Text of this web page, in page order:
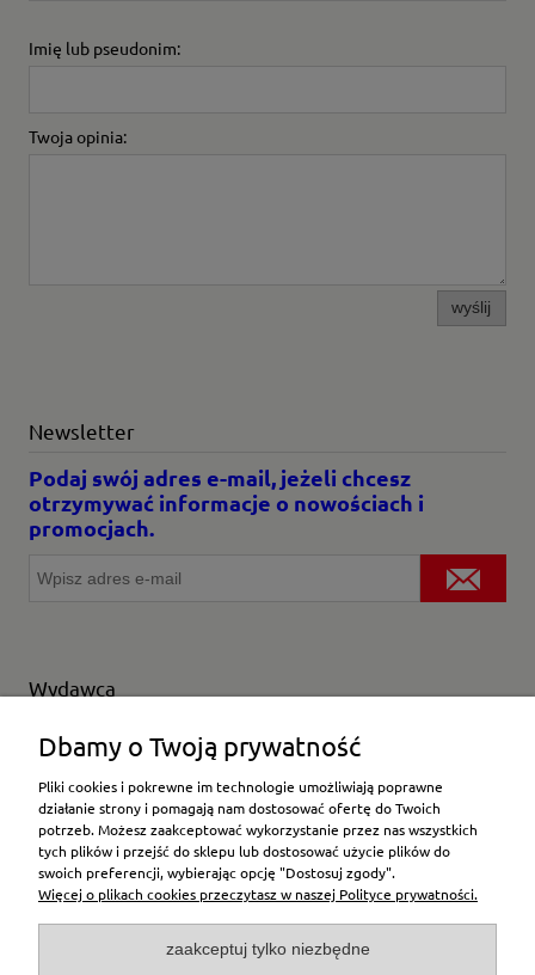
Imię lub pseudonim:
Twoja opinia:
wyślij
Newsletter
Podaj swój adres e-mail, jeżeli chcesz
otrzymywać informacje o nowościach i
promocjach.
Wydawca
Wybierz producenta
Moje konto
Płatności i dostawa
Pomoc
Dbamy o Twoją prywatność
Pliki cookies i pokrewne im technologie umożliwiają poprawne
działanie strony i pomagają nam dostosować ofertę do Twoich
potrzeb. Możesz zaakceptować wykorzystanie przez nas wszystkich
tych plików i przejść do sklepu lub dostosować użycie plików do
swoich preferencji, wybierając opcję "Dostosuj zgody".
Więcej o plikach cookies przeczytasz w naszej Polityce prywatności.
zaakceptuj tylko niezbędne